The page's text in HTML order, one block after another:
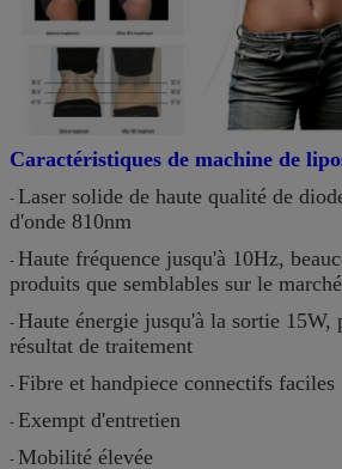
Caractéristiques de machine de
- Laser solide de haute qualité de
d'onde 810nm
- Haute fréquence jusqu'à 10Hz,
produits que semblables sur le marché
- Haute énergie jusqu'à la sortie 15W,
résultat de traitement
- Fibre et handpiece connectifs faciles
- Exempt d'entretien
- Mobilité élevée